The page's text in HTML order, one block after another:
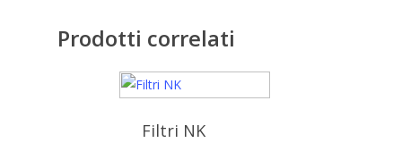
Prodotti correlati
Filtri NK